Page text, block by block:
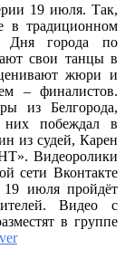
19 июля. Так,
в традиционном
Дня города по
свои танцы в
жюри и
– финалистов.
из Белгорода,
них побеждал в
из судей, Карен
Видеоролики
сети Вконтакте
19 июля пройдёт
Видео с
в группе